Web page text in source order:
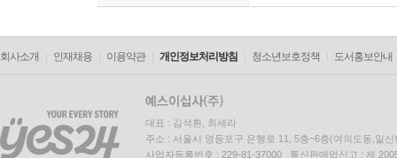
회사소개 인재채용 이용약관 개인정보처리방침 청소년보호정책 도서홍보안내
대표 : 김석환, 최세라
주소 : 서울시 영등포구 은행로 11, 5층~6층(여의도동,일신
사업자등록번호 : 229-81-37000 통신판매업신고 : 제